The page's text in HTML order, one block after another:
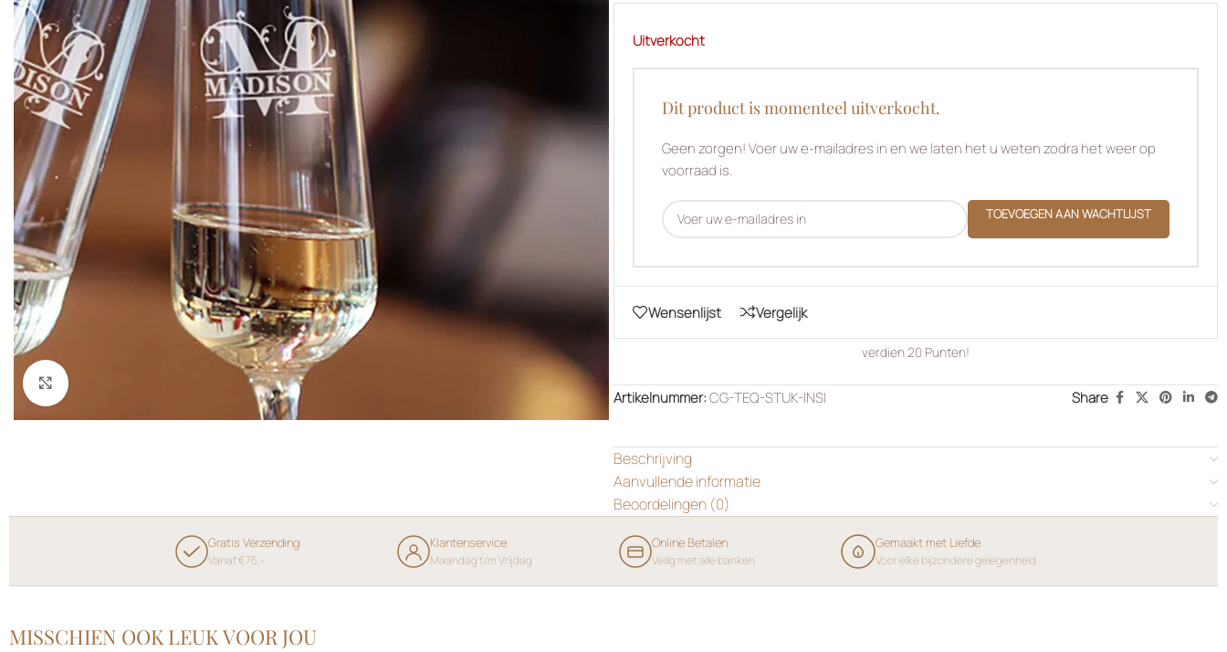
Uitverkocht
Dit product is momenteel uitverkocht.
Geen zorgen! Voer uw e-mailadres in en we laten het u weten zodra het weer op
voorraad is.
TOEVOEGEN AAN WACHTLIJST
Wensenlijst Vergelijk
verdien20 Punten!
Artikelnummer:CG-TEQ-STUK-INSI Share
Beschrijving
Aanvullende informatie
Beoordelingen (0)
Gratis Verzending
Vanaf €75,-
Klantenservice
Maandag t/m Vrijdag
Online Betalen
Veilig met alle banken
Gemaakt met Liefde
Voor elke bijzondere gelegenheid
MISSCHIEN OOK LEUK VOOR JOU